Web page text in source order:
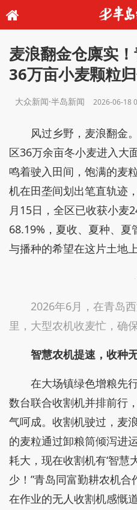
麦浪翻金仓廪实
36万亩小麦颗粒
大众新闻·半岛新闻 2026-06-18
风过乡野，麦浪翻金
区36万余亩冬小麦进入大
鸣着驶入田间，饱满的麦
机在田垄间划出笔直轨迹
月15日，全区已收获小麦
68.19%，夏收、夏种、
与播种的希望在这片土地
2026年6月，在青岛
里，大型农机收麦忙，确
智慧农机提速，收种
在大场镇绿色增粮先
数台联合收割机并排前行
气呵成。收割机驶过，麦
的麦粒通过卸粮筒倾泻进
耗大，现在收割机有‘智慧
少！”青岛同富勤耕农机
在作业的无人收割机感慨